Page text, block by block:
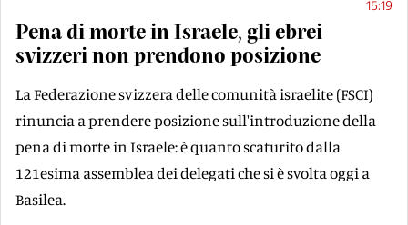
15:19
Pena di morte in Israele, gli ebrei
svizzeri non prendono posizione
La Federazione svizzera delle comunità israelite (FSCI)
rinuncia a prendere posizione sull'introduzione della
pena di morte in Israele: è quanto scaturito dalla
121esima assemblea dei delegati che si è svolta oggi a
Basilea.